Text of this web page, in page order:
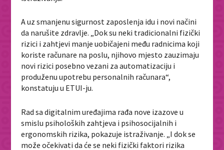
A uz smanjenu sigurnost zaposlenja idu i novi načini
da narušite zdravlje. „Dok su neki tradicionalni fizički
rizici i zahtjevi manje uobičajeni među radnicima koji
koriste računare na poslu, njihovo mjesto zauzimaju
novi rizici posebno vezani za automatizaciju i
produženu upotrebu personalnih računara“,
konstatuju u ETUI-ju.
Rad sa digitalnim uređajima rađa nove izazove u
smislu psiholoških zahtjeva i psihosocijalnih i
ergonomskih rizika, pokazuje istraživanje. „I dok se
može očekivati da će se neki fizički faktori rizika